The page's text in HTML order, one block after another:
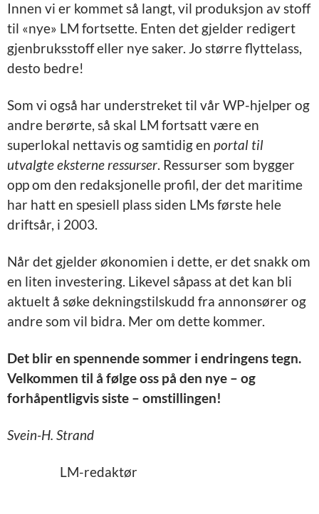
Innen vi er kommet så langt, vil produksjon av stoff
til «nye» LM fortsette. Enten det gjelder redigert
gjenbruksstoff eller nye saker. Jo større flyttelass,
desto bedre!
Som vi også har understreket til vår WP-hjelper og
andre berørte, så skal LM fortsatt være en
superlokal nettavis og samtidig en portal til
utvalgte eksterne ressurser. Ressurser som bygger
opp om den redaksjonelle profil, der det maritime
har hatt en spesiell plass siden LMs første hele
driftsår, i 2003.
Når det gjelder økonomien i dette, er det snakk om
en liten investering. Likevel såpass at det kan bli
aktuelt å søke dekningstilskudd fra annonsører og
andre som vil bidra. Mer om dette kommer.
Det blir en spennende sommer i endringens tegn.
Velkommen til å følge oss på den nye – og
forhåpentligvis siste – omstillingen!
Svein-H. Strand
LM-redaktør